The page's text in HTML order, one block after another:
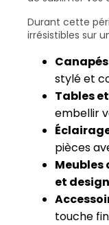
Durant cette
irrésistibles sur
stylé et
Tables
embellir
pièces
et design
touche